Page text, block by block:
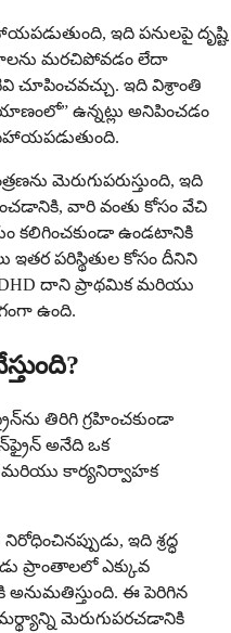
ఇది పనులపై దృష్టి
మరచిపోవడం లేదా
చూపించవచ్చు. ఇది విశ్రాంతి
ఉన్నట్లు అనిపించడం
మెరుగుపరుస్తుంది, ఇది
వారి వంతు కోసం వేచి
కలిగించకుండా ఉండటానికి
పరిస్థితుల కోసం దీనిని
దాని ప్రాథమిక మరియు
ఉంది.
తిరిగి గ్రహించకుండా
అనేది ఒక
మరియు కార్యనిర్వాహక
ఇది శ్రద్ధ
ప్రాంతాలలో ఎక్కువ
ఈ పెరిగిన
మెరుగుపరచడానికి